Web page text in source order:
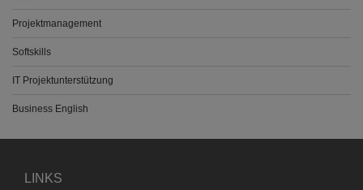
Projektmanagement
Softskills
IT Projektunterstützung
Business English
LINKS